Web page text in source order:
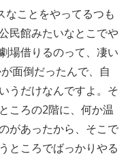
なことをやってるつも
民館みたいなとこでや
場借りるのって、凄い
面倒だったんで、自
うだけなんですよ。そ
ころの2階に、何か温
があったから、そこで
ところでばっかりやる